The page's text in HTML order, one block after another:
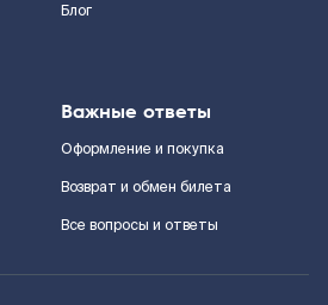
Блог
Важные ответы
Оформление и покупка
Возврат и обмен билета
Все вопросы и ответы